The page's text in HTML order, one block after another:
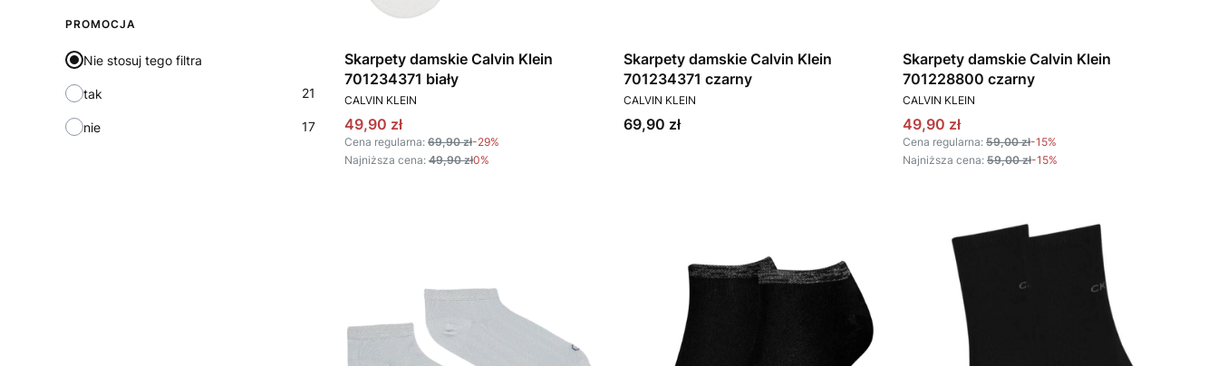
PROMOCJA
Nie stosuj tego filtra
tak 21
nie 17
Skarpety damskie Calvin Klein
701234371 biały
PRODUCENT
CALVIN KLEIN
Cena promocyjna
49,90 zł
Cena regularna: 69,90 zł-29%
Najniższa cena: 49,90 zł0%
Skarpety damskie Calvin Klein
701234371 czarny
PRODUCENT
CALVIN KLEIN
Cena
69,90 zł
Skarpety damskie Calvin Klein
701228800 czarny
PRODUCENT
CALVIN KLEIN
Cena promocyjna
49,90 zł
Cena regularna: 59,00 zł-15%
Najniższa cena: 59,00 zł-15%